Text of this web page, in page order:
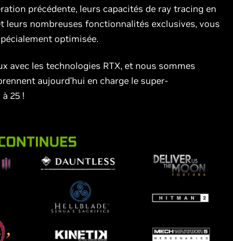
précédente, leurs capacités de ray tracing en
nombreuses fonctionnalités exclusives, vous
optimisée.
avec les technologies RTX, et nous sommes
aujourd’hui en charge le super-
25 !